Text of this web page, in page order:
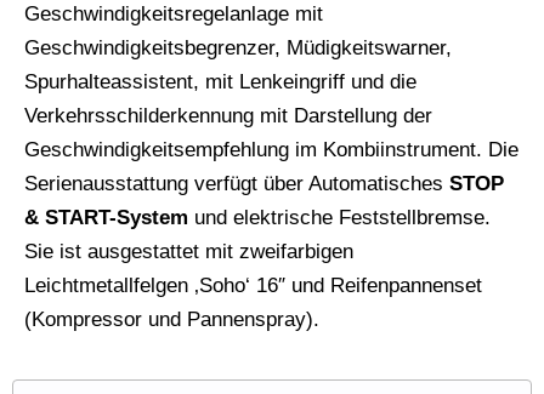
Geschwindigkeitsregelanlage mit
Geschwindigkeitsbegrenzer, Müdigkeitswarner,
Spurhalteassistent, mit Lenkeingriff und die
Verkehrsschilderkennung mit Darstellung der
Geschwindigkeitsempfehlung im Kombiinstrument. Die
Serienausstattung verfügt über Automatisches STOP
& START-System und elektrische Feststellbremse.
Sie ist ausgestattet mit zweifarbigen
Leichtmetallfelgen ‚Soho‘ 16″ und Reifenpannenset
(Kompressor und Pannenspray).